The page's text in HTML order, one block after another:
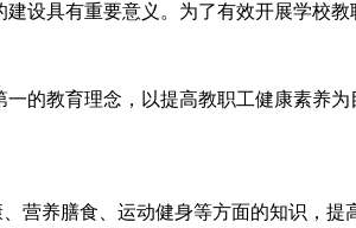
设具有重要意义。为了有效开展学校教
的教育理念，以提高教职工健康素养
营养膳食、运动健身等方面的知识，提